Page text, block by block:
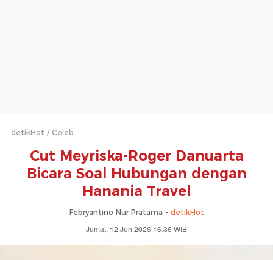
detikHot Celeb
Cut Meyriska-Roger Danuarta
Bicara Soal Hubungan dengan
Hanania Travel
Febryantino Nur Pratama - detikHot
Jumat, 12 Jun 2026 16:36 WIB